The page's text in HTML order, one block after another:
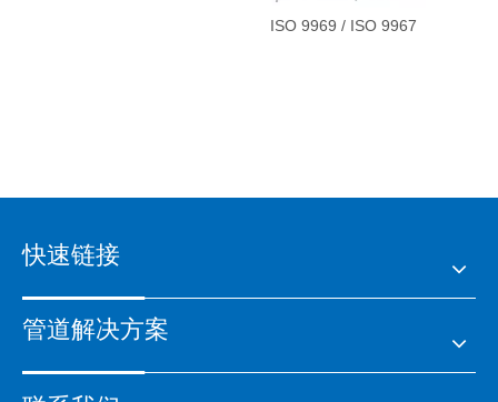
ISO 9969 / ISO 9967
快速链接
管道解决方案